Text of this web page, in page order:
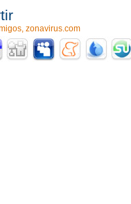
zonavirus.com